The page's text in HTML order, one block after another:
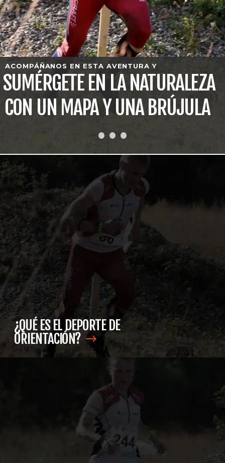
ACOMPÁÑANOS EN ESTA AVENTURA Y
SUMÉRGETE EN LA NATURALEZA
CON UN MAPA Y UNA BRÚJULA
¿QUÉ ES EL DEPORTE DE
ORIENTACIÓN?